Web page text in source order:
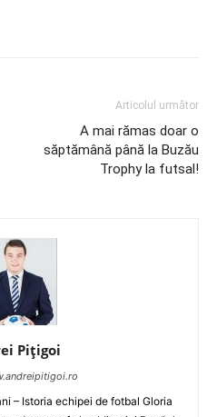
Articolul următor
A mai rămas doar o
săptămână până la Buzău
Trophy la futsal!
Pițigoi
– Istoria echipei de fotbal Gloria